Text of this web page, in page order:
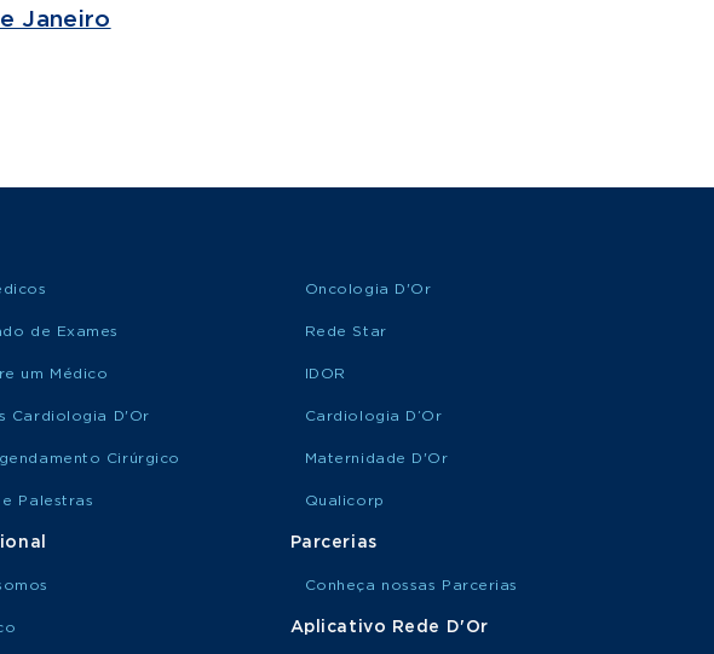
Janeiro
de Exames
um Médico
Cardiologia D'Or
Cirúrgico
e Palestras
Oncologia D'Or
Rede Star
IDOR
Cardiologia D’Or
Maternidade D'Or
Qualicorp
Parcerias
Conheça nossas Parcerias
Aplicativo Rede D'Or